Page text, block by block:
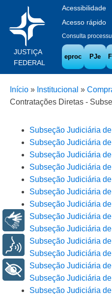
JUSTIÇA
FEDERAL
Acessibilidade
Acesso rápido
Consulta
eproc PJe
Início » Institucional »
Contratações Diretas -
Subseção Judiciária
Subseção Judiciária
Subseção Judiciária
Subseção Judiciária
Subseção Judiciária
Subseção Judiciária
Subseção Judiciária
Subseção Judiciária
Subseção Judiciária
Subseção Judiciária
Subseção Judiciária
Subseção Judiciária
Subseção Judiciária
Subseção Judiciária
Libras
Voz
+ Acessibilidade